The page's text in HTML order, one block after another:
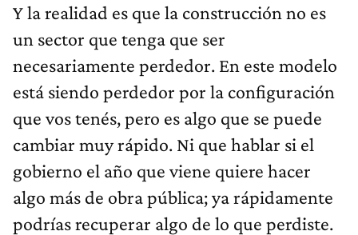
Y la realidad es que la construcción no es
un sector que tenga que ser
necesariamente perdedor. En este modelo
está siendo perdedor por la configuración
que vos tenés, pero es algo que se puede
cambiar muy rápido. Ni que hablar si el
gobierno el año que viene quiere hacer
algo más de obra pública; ya rápidamente
podrías recuperar algo de lo que perdiste.